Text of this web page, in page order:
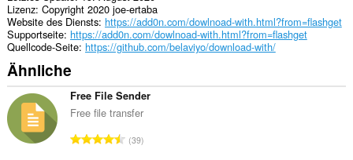
display
them
to
you
in
the
system
tray.
Lizenz Copyright 2020 joe-ertaba
Website des Diensts https://add0n.com/dowlnoad-with.html?from=flashget
Supportseite https://add0n.com/dowlnoad-with.html?from=flashget
Quellcode-Seite https://github.com/belaviyo/download-with/
Ähnliche
Free File Sender
Free file transfer
G39